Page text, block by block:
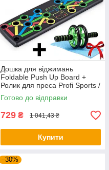
Дошка для віджимань
Foldable Push Up Board +
Ролик для преса Profi Sports /
Платформа з упорами
Готово до відправки
729 ₴ 1 041,43 ₴
Купити
–30%